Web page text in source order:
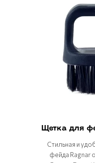
Щетка для
Стильная и
фейда Ragnar